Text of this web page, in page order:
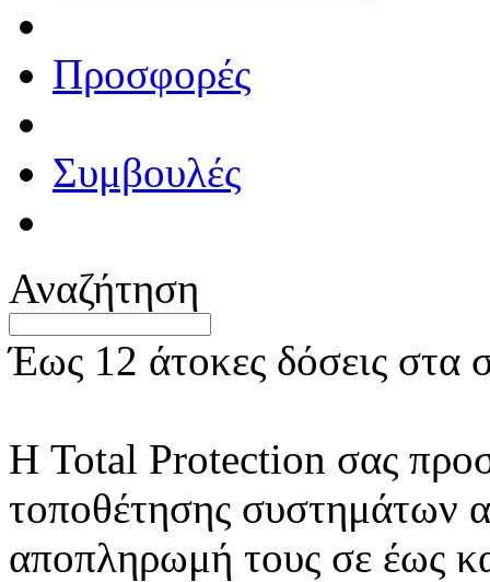
Προσφορές
Συμβουλές
Αναζήτηση
Έως 12 άτοκες δόσεις στα
Η Total Protection σας
τοποθέτησης συστημάτων
αποπληρωμή τους σε έως